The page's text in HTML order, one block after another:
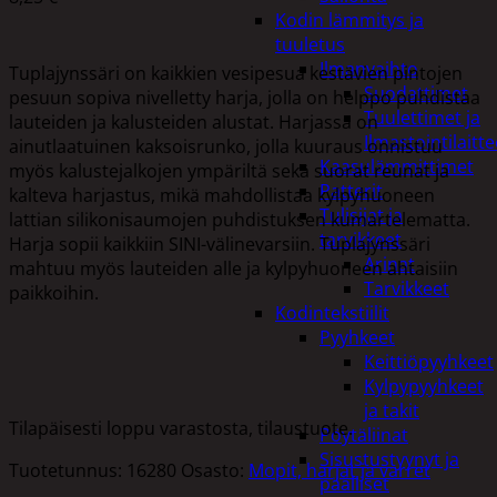
Kodin lämmitys ja
tuuletus
Ilmanvaihto
Suodattimet
Tuulettimet ja
Kaasulämmittimet
Patterit
Tulisijat ja
tarvikkeet
Arinat
Tarvikkeet
Kodintekstiilit
Pyyhkeet
Keittiöpyyhkeet
Kylpypyyhkeet
ja takit
Pöytäliinat
Sisustustyynyt ja
päälliset
Tuplajynssäri on kaikkien vesipesua kestävien pintojen
pesuun sopiva nivelletty harja, jolla on helppo puhdistaa
lauteiden ja kalusteiden alustat. Harjassa on
ainutlaatuinen kaksoisrunko, jolla kuuraus onnistuu
myös kalustejalkojen ympäriltä sekä suorat reunat ja
kalteva harjastus, mikä mahdollistaa kylpyhuoneen
lattian silikonisaumojen puhdistuksen kumartelematta.
Harja sopii kaikkiin SINI-välinevarsiin. Tuplajynssäri
mahtuu myös lauteiden alle ja kylpyhuoneen ahtaisiin
paikkoihin.
Tilapäisesti loppu varastosta, tilaustuote.
Tuotetunnus: 16280 Osasto: Mopit, harjat ja varret